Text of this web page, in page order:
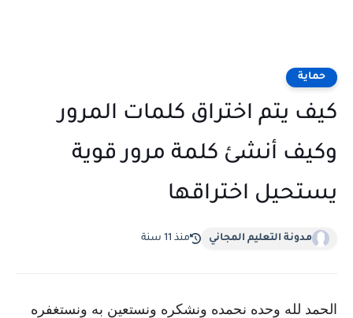
حماية
كيف يتم اختراق كلمات المرور
وكيف أنشئ كلمة مرور قوية
يستحيل اختراقها
مدونة التعليم المجاني منذ 11 سنة
الحمد لله وحده نحمده ونشكره ونستعين به ونستغفره